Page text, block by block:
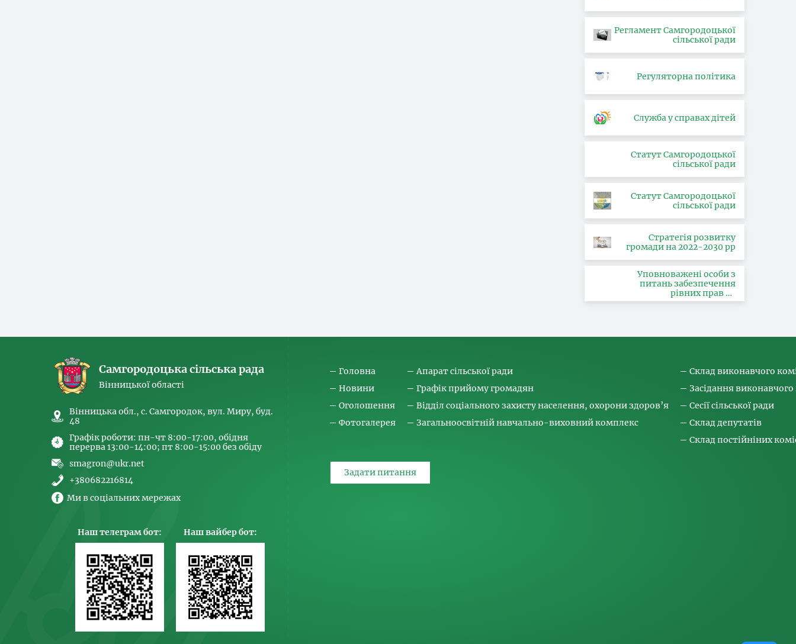
Регламент Самгородоцької
сільської ради
Регуляторна політика
Служба у справах дітей
Статут Самгородоцької
сільської ради
Статут Самгородоцької
сільської ради
Стратегія розвитку
громади на 2022-2030 рр
Уповноважені особи з
питань забезпечення
рівних прав та
можливостей жінок і
здійснення заходів,
людьми та координатора
Самгородоцька сільська рада
Вінницької області
Вінницька обл., с. Самгородок, вул. Миру, буд.
48
Графік роботи: пн-чт 8:00-17:00, обідня
перерва 13:00-14:00; пт 8:00-15:00 без обіду
smagron@ukr.net
+380682216814
Ми в соціальних мережах
Наш телеграм бот: Наш вайбер бот:
Головна
Новини
Оголошення
Фотогалерея
Апарат сільської ради
Графік прийому громадян
Відділ соціального захисту населення, охорони здоров’я
Загальноосвітній навчально-виховний комплекс
Склад виконавчого
Засідання
Сесії сільської ради
Склад депутатів
Склад постійніних
Задати питання